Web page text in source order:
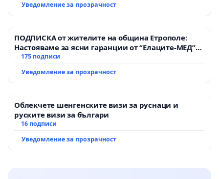
Уведомление за прозрачност
ПОДПИСКА от жителите на община Етрополе:
Настояваме за ясни гаранции от “Елаците-МЕД”
АД и от държавата, че ще се изпълнят всички
175 подписи
Уведомление за прозрачност
Облекчете шенгенските визи за руснаци и
руските визи за българи
16 подписи
Уведомление за прозрачност